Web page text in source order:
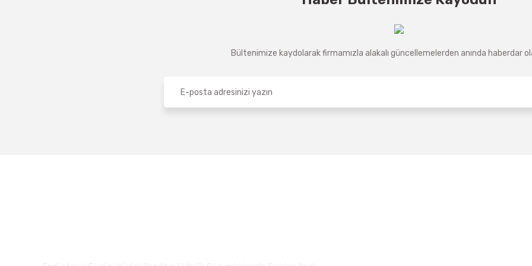
Bültenimize kaydolarak firmamızla alakalı güncellemelerden anında haberdar